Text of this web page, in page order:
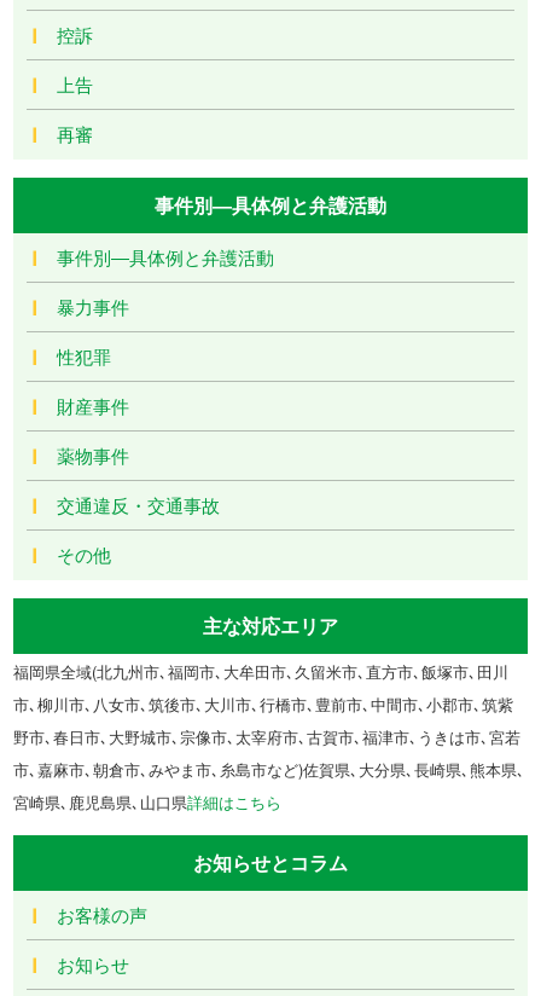
控訴
上告
再審
事件別―具体例と弁護活動
事件別―具体例と弁護活動
暴力事件
性犯罪
財産事件
薬物事件
交通違反・交通事故
その他
主な対応エリア
福岡県全域(北九州市､福岡市､大牟田市､久留米市､直方市､飯塚市､田川
市､柳川市､八女市､筑後市､大川市､行橋市､豊前市､中間市､小郡市､筑紫
野市､春日市､大野城市､宗像市､太宰府市､古賀市､福津市､うきは市､宮若
市､嘉麻市､朝倉市､みやま市､糸島市など)佐賀県､大分県､長崎県､熊本県､
宮崎県､鹿児島県､山口県詳細はこちら
お知らせとコラム
お客様の声
お知らせ